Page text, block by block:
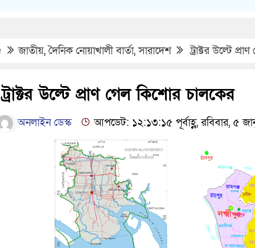
জাতীয়,দৈনিক নোয়াখালী বার্তা,সারাদেশ ট্রাক্টর উল্টে
ট্রাক্টর উল্টে প্রাণ গেল কিশোর চালকের
অনলাইন ডেস্ক আপডেট: ১২:১৩:১৫ পূর্বাহ্ণ, রবিবার, ৫